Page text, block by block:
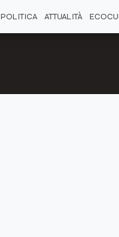
POLITICA ATTUALITÀ